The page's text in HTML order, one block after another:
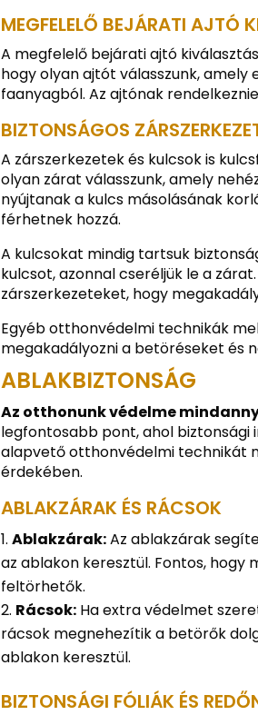
MEGFELELŐ BEJÁRATI AJTÓ
A megfelelő bejárati ajtó
hogy olyan ajtót válasszunk, amely
faanyagból. Az ajtónak
BIZTONSÁGOS
A zárszerkezetek és kulcsok is
olyan zárat válasszunk, amely
nyújtanak a kulcs másolásának
férhetnek hozzá.
A kulcsokat mindig tartsuk
kulcsot, azonnal cseréljük le a
zárszerkezeteket, hogy
Egyéb otthonvédelmi technikák
megakadályozni a betöréseket és
ABLAKBIZTONSÁG
Az otthonunk védelme
legfontosabb pont, ahol biztonsági
alapvető otthonvédelmi technikát
érdekében.
ABLAKZÁRAK ÉS RÁCSOK
Ablakzárak:Az ablakzárak
az ablakon keresztül. Fontos, hogy
feltörhetők.
Rácsok: Ha extra védelmet
rácsok megnehezítik a betörők
ablakon keresztül.
BIZTONSÁGI FÓLIÁK ÉS